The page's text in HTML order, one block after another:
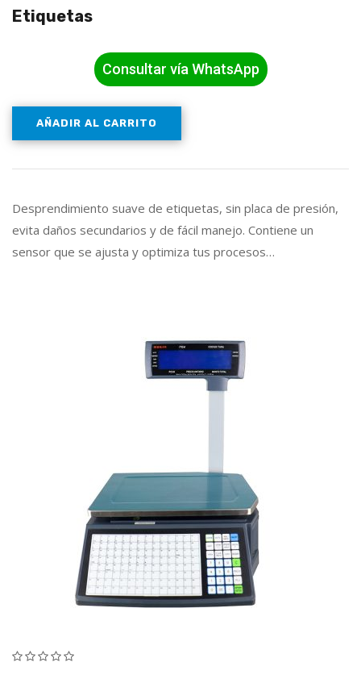
Etiquetas
Consultar vía WhatsApp
AÑADIR AL CARRITO
Desprendimiento suave de etiquetas, sin placa de presión,
evita daños secundarios y de fácil manejo. Contiene un
sensor que se ajusta y optimiza tus procesos…